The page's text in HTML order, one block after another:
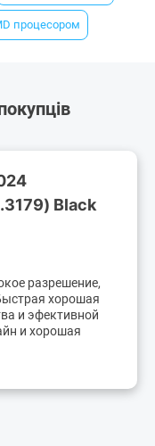
процесором
Black
разрешение,
хорошая
и эфективной
и хорошая